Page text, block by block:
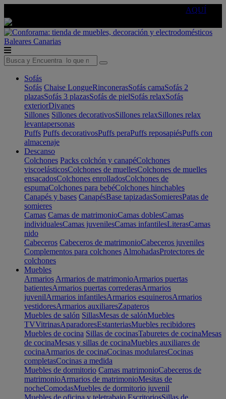
AQUÍ
Baleares Canarias
Sofás
Sofás Chaise LongueRinconerasSofás camaSofás 2
plazasSofás 3 plazasSofás de pielSofás relaxSofás
exteriorDivanes
Sillones Sillones decorativosSillones relaxSillones relax
levantapersonas
Puffs Puffs decorativosPuffs peraPuffs reposapiésPuffs con
almacenaje
Descanso
Colchones Packs colchón y canapéColchones
viscoelásticosColchones de muellesColchones de muelles
ensacadosColchones enrolladosColchones de
espumaColchones para bebéColchones hinchables
Canapés y bases CanapésBase tapizadasSomieresPatas de
somieres
Camas Camas de matrimonioCamas doblesCamas
individualesCamas juvenilesCamas infantilesLiterasCamas
nido
Cabeceros Cabeceros de matrimonioCabeceros juveniles
Complementos para colchones AlmohadasProtectores de
colchones
Muebles
Armarios Armarios de matrimonioArmarios puertas
batientesArmarios puertas correderasArmarios
juvenilArmarios infantilesArmarios esquinerosArmarios
vestidoresArmarios auxiliaresZapateros
Muebles de salón SillasMesas de salónMuebles
TVVitrinasAparadoresEstanteriasMuebles recibidores
Muebles de cocina Sillas de cocinasTaburetes de cocinaMesas
de cocinaMesas y sillas de cocinaMuebles auxiliares de
cocinaArmarios de cocinaCocinas modularesCocinas
completasCocinas a medida
Muebles de dormitorio Camas matrimonioCabeceros de
matrimonioArmarios de matrimonioMesitas de
nocheComodasMuebles de dormitorio juvenil
Muebles de oficina y teletrabajo EscritoriosSillas de